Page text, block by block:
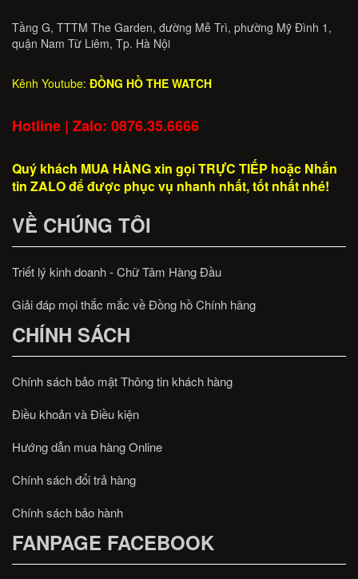
Tầng G, TTTM The Garden, đường Mễ Trì, phường Mỹ Đình 1,
quận Nam Từ Liêm, Tp. Hà Nội
Kênh Youtube: ĐỒNG HỒ THE WATCH
Hotline | Zalo: 0876.35.6666
Quý khách MUA HÀNG xin gọi TRỰC TIẾP hoặc Nhắn
tin ZALO để được phục vụ nhanh nhất, tốt nhất nhé!
VỀ CHÚNG TÔI
Triết lý kinh doanh - Chữ Tâm Hàng Đầu
Giải đáp mọi thắc mắc về Đồng hồ Chính hãng
CHÍNH SÁCH
Chính sách bảo mật Thông tin khách hàng
Điều khoản và Điều kiện
Hướng dẫn mua hàng Online
Chính sách đổi trả hàng
Chính sách bảo hành
FANPAGE FACEBOOK